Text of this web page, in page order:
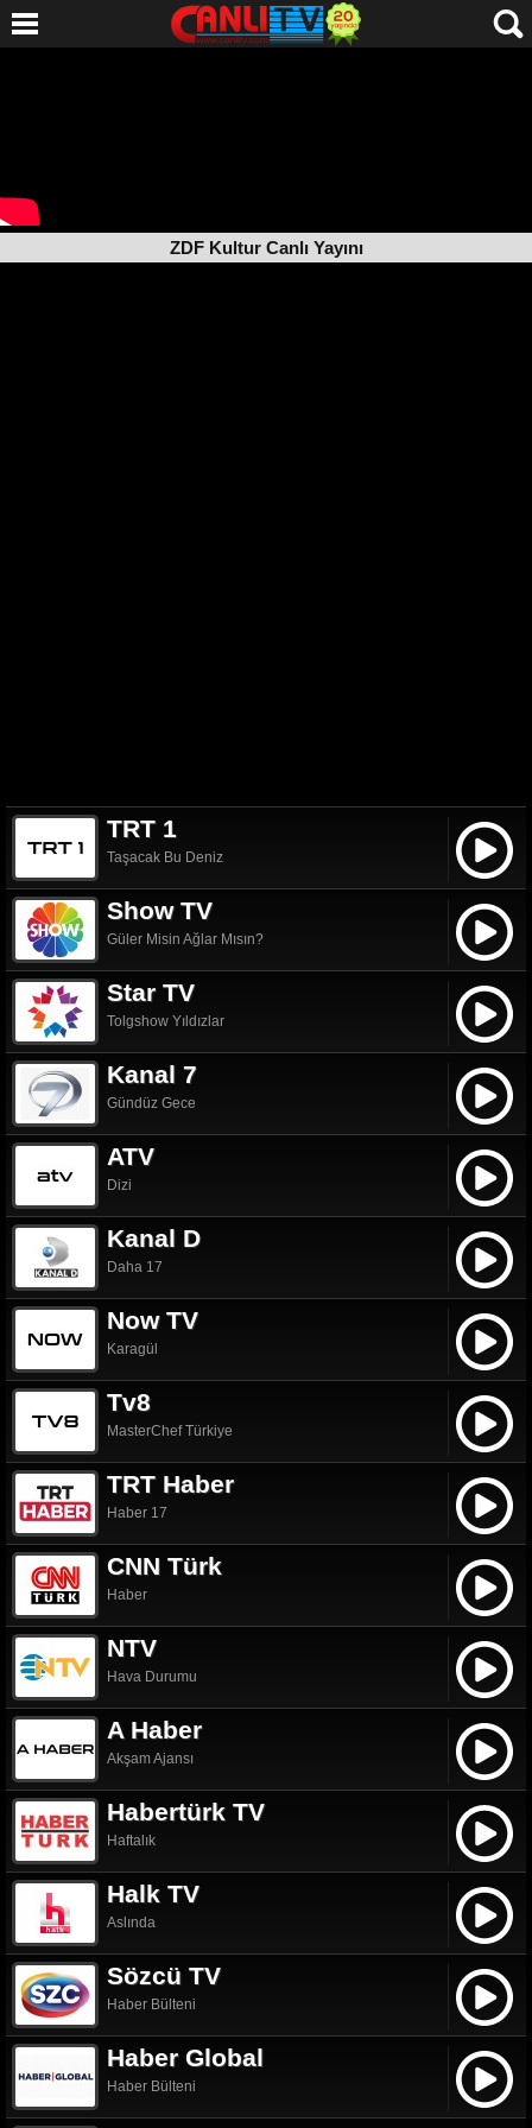
ZDF Kultur Canlı Yayını
TRT 1
Taşacak Bu Deniz
Show TV
Güler Misin Ağlar Mısın?
Star TV
Tolgshow Yıldızlar
Kanal 7
Gündüz Gece
ATV
Dizi
Kanal D
Daha 17
Now TV
Karagül
Tv8
MasterChef Türkiye
TRT Haber
Haber 17
CNN Türk
Haber
NTV
Hava Durumu
A Haber
Akşam Ajansı
Habertürk TV
Haftalık
Halk TV
Aslında
Sözcü TV
Haber Bülteni
Haber Global
Haber Bülteni